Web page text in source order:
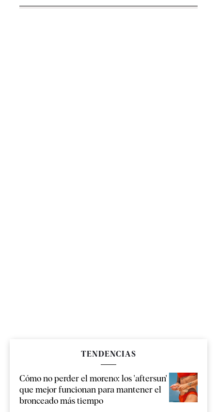
TENDENCIAS
Cómo no perder el moreno: los 'aftersun'
que mejor funcionan para mantener el
bronceado más tiempo